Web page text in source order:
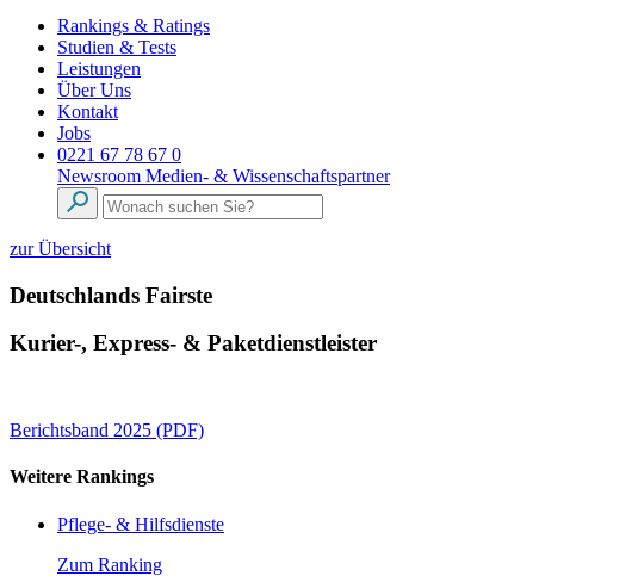
Rankings & Ratings
Studien & Tests
Leistungen
Über Uns
Kontakt
Jobs
0221 67 78 67 0
Newsroom Medien- & Wissenschaftspartner
zur Übersicht
Deutschlands Fairste
Kurier-, Express- & Paketdienstleister
Berichtsband 2025 (PDF)
Weitere Rankings
Pflege- & Hilfsdienste
Zum Ranking